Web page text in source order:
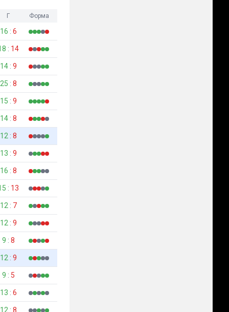
Г Форма
16 : 6
: 14
14 : 9
25 : 8
15 : 9
14 : 8
12 : 8
13 : 9
16 : 8
: 13
12 : 7
12 : 9
9 : 8
12 : 9
9 : 5
13 : 6
12 : 8